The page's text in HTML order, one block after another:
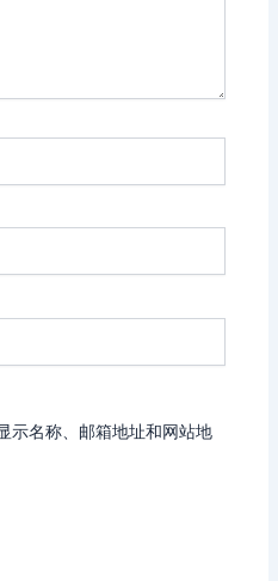
示名称、邮箱地址和网站地